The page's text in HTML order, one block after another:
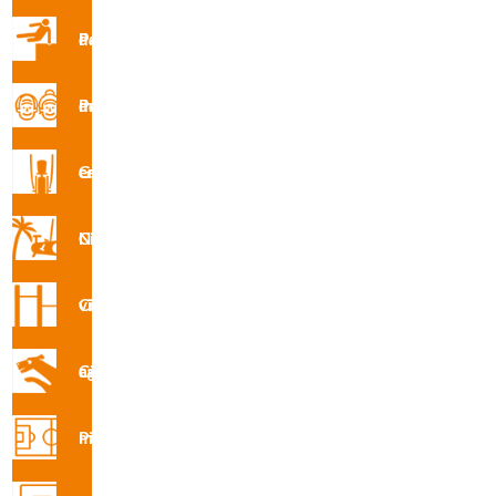
Parques de Parkour
Parque de mayores
Gimnasio en la calle
Circuito Nforma
Circuito vita
Circuito canino agility
Pistas multideporte